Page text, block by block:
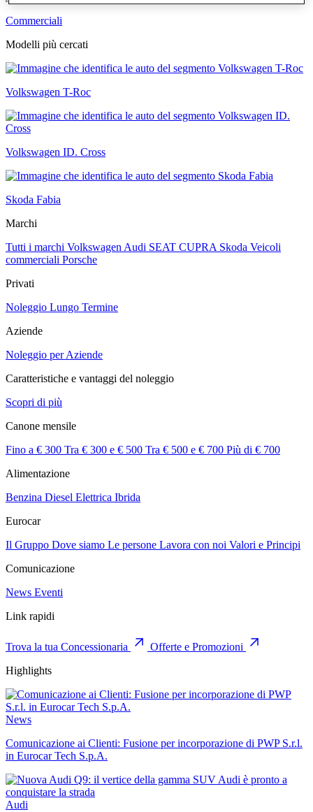
Commerciali
Modelli più cercati
Volkswagen T-Roc
Volkswagen ID. Cross
Skoda Fabia
Marchi
Tutti i marchi Volkswagen Audi SEAT CUPRA Skoda Veicoli
commerciali Porsche
Privati
Noleggio Lungo Termine
Aziende
Noleggio per Aziende
Caratteristiche e vantaggi del noleggio
Scopri di più
Canone mensile
Fino a € 300 Tra € 300 e € 500 Tra € 500 e € 700 Più di € 700
Alimentazione
Benzina Diesel Elettrica Ibrida
Eurocar
Il Gruppo Dove siamo Le persone Lavora con noi Valori e Principi
Comunicazione
News Eventi
Link rapidi
Trova la tua Concessionaria
Offerte e Promozioni
Highlights
News
Comunicazione ai Clienti: Fusione per incorporazione di PWP S.r.l.
in Eurocar Tech S.p.A.
Audi